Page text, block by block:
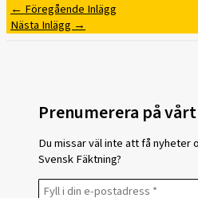
←Föregående Inlägg
Nästa Inlägg→
Prenumerera på
Du missar väl inte att få nyheter
Svensk Fäktning?